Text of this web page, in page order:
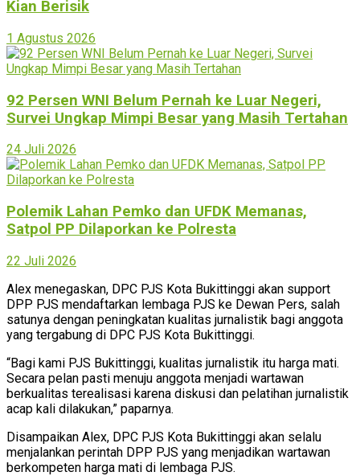
Kian Berisik
1 Agustus 2026
92 Persen WNI Belum Pernah ke Luar Negeri,
Survei Ungkap Mimpi Besar yang Masih Tertahan
24 Juli 2026
Polemik Lahan Pemko dan UFDK Memanas,
Satpol PP Dilaporkan ke Polresta
22 Juli 2026
Alex menegaskan, DPC PJS Kota Bukittinggi akan support
DPP PJS mendaftarkan lembaga PJS ke Dewan Pers, salah
satunya dengan peningkatan kualitas jurnalistik bagi anggota
yang tergabung di DPC PJS Kota Bukittinggi.
“Bagi kami PJS Bukittinggi, kualitas jurnalistik itu harga mati.
Secara pelan pasti menuju anggota menjadi wartawan
berkualitas terealisasi karena diskusi dan pelatihan jurnalistik
acap kali dilakukan,” paparnya.
Disampaikan Alex, DPC PJS Kota Bukittinggi akan selalu
menjalankan perintah DPP PJS yang menjadikan wartawan
berkompeten harga mati di lembaga PJS.